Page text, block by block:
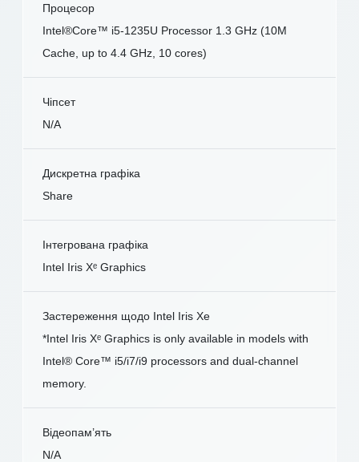
Процесор
Intel®Core™ i5-1235U Processor 1.3 GHz (10M
Cache, up to 4.4 GHz, 10 cores)
Чіпсет
N/A
Дискретна графіка
Share
Інтегрована графіка
Intel Iris Xᵉ Graphics
Застереження щодо Intel Iris Xe
*Intel Iris Xᵉ Graphics is only available in models with
Intel® Core™ i5/i7/i9 processors and dual-channel
memory.
Відеопам’ять
N/A